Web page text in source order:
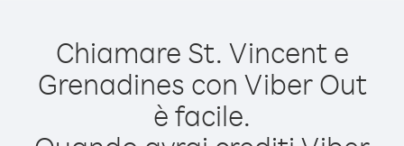
Chiamare St. Vincent e
Grenadines con Viber Out
è facile.